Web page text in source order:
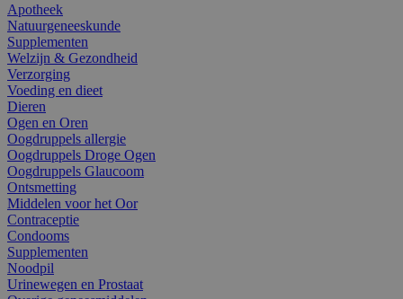
Apotheek
Natuurgeneeskunde
Supplementen
Welzijn & Gezondheid
Verzorging
Voeding en dieet
Dieren
Ogen en Oren
Oogdruppels allergie
Oogdruppels Droge Ogen
Oogdruppels Glaucoom
Ontsmetting
Middelen voor het Oor
Contraceptie
Condooms
Supplementen
Noodpil
Urinewegen en Prostaat